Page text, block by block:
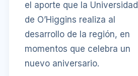
el aporte que la Universidad
de O’Higgins realiza al
desarrollo de la región, en
momentos que celebra un
nuevo aniversario.